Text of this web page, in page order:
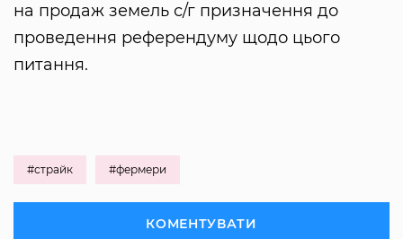
на продаж земель с/г призначення до
проведення референдуму щодо цього
питання.
#страйк #фермери
КОМЕНТУВАТИ